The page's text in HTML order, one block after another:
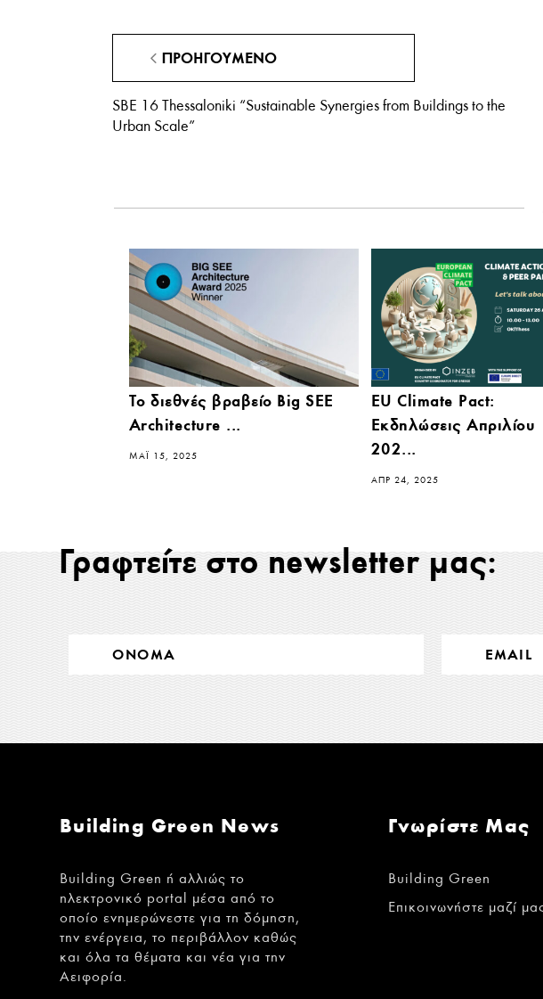
ΠΡΟΗΓΟΎΜΕΝΟ
SBE 16 Thessaloniki “Sustainable Synergies from Buildings to the
Urban Scale”
Το διεθνές βραβείο Big SEE
Architecture ...
ΜΆΙ 15, 2025
EU Climate Pact:
Εκδηλώσεις Απριλίου
202...
ΑΠΡ 24, 2025
Γραφτείτε στο newsletter μας:
Building Green News
Building Green ή αλλιώς το
ηλεκτρονικό portal μέσα από το
οποίο ενημερώνεστε για τη δόμηση,
την ενέργεια, το περιβάλλον καθώς
και όλα τα θέματα και νέα για την
Αειφορία.
Γνωρίστε Μας
Building Green
Επικοινωνήστε μαζί